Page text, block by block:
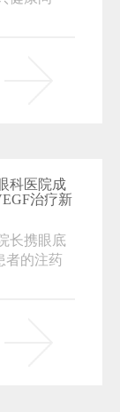
科医院成
治疗新
长携眼底
者的注药